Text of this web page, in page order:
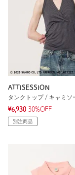
ATTISESSION
タンクトップ / キャミソ
¥6,930 30%OFF
別注商品